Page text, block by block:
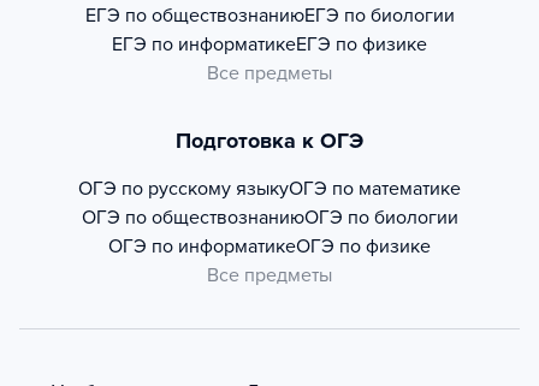
ЕГЭ по обществознаниюЕГЭ по биологии
ЕГЭ по информатикеЕГЭ по физике
Все предметы
Подготовка к ОГЭ
ОГЭ по русскому языкуОГЭ по математике
ОГЭ по обществознаниюОГЭ по биологии
ОГЭ по информатикеОГЭ по физике
Все предметы